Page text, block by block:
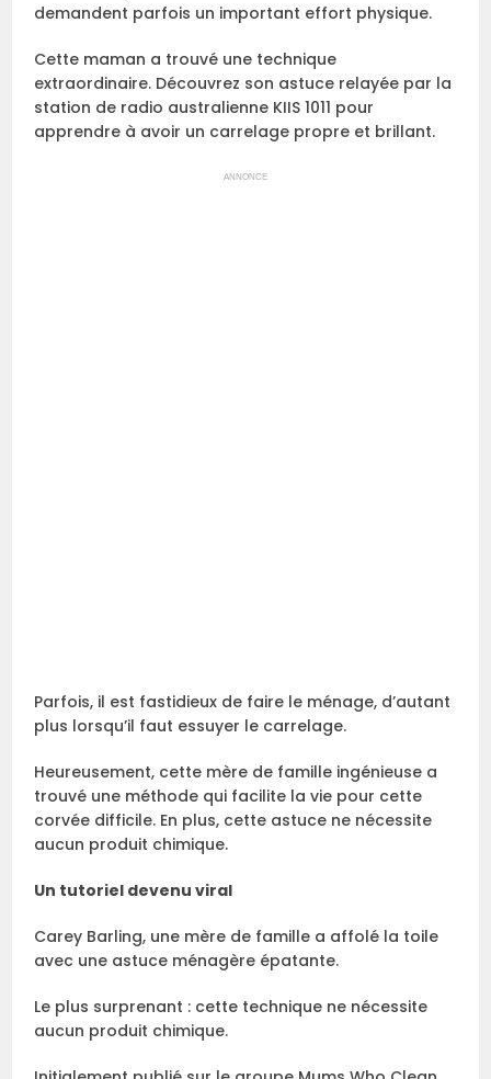
demandent parfois un important effort physique.
Cette maman a trouvé une technique
extraordinaire. Découvrez son astuce relayée par la
station de radio australienne KIIS 1011 pour
apprendre à avoir un carrelage propre et brillant.
ANNONCE
Parfois, il est fastidieux de faire le ménage, d’autant
plus lorsqu’il faut essuyer le carrelage.
Heureusement, cette mère de famille ingénieuse a
trouvé une méthode qui facilite la vie pour cette
corvée difficile. En plus, cette astuce ne nécessite
aucun produit chimique.
Un tutoriel devenu viral
Carey Barling, une mère de famille a affolé la toile
avec une astuce ménagère épatante.
Le plus surprenant : cette technique ne nécessite
aucun produit chimique.